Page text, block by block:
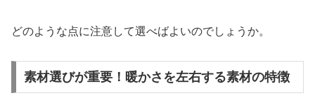
どのような点に注意して選べばよいのでしょうか。
素材選びが重要！暖かさを左右する素材の特徴